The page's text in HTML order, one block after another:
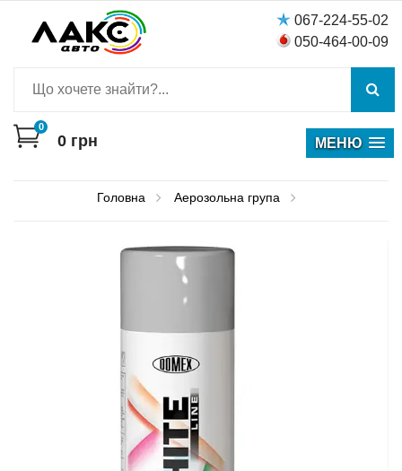
067-224-55-02
050-464-00-09
0
0 грн МЕНЮ
Головна Аерозольна група